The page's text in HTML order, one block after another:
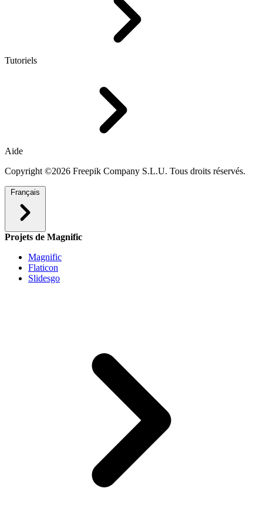
Tutoriels
Aide
Copyright ©2026 Freepik Company S.L.U. Tous droits réservés.
Français
Projets de Magnific
Magnific
Flaticon
Slidesgo